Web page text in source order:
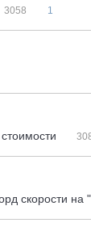
3058 1
скорости на